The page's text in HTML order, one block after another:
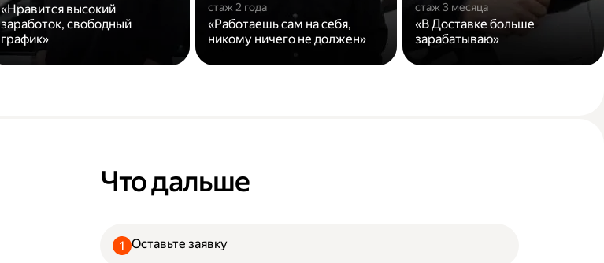
«Нравится высокий
заработок, свободный
график»
стаж 2 года
«Работаешь сам на себя,
никому ничего не должен»
стаж 3 месяца
«В Доставке больше
зарабатываю»
Что дальше
Оставьте заявку